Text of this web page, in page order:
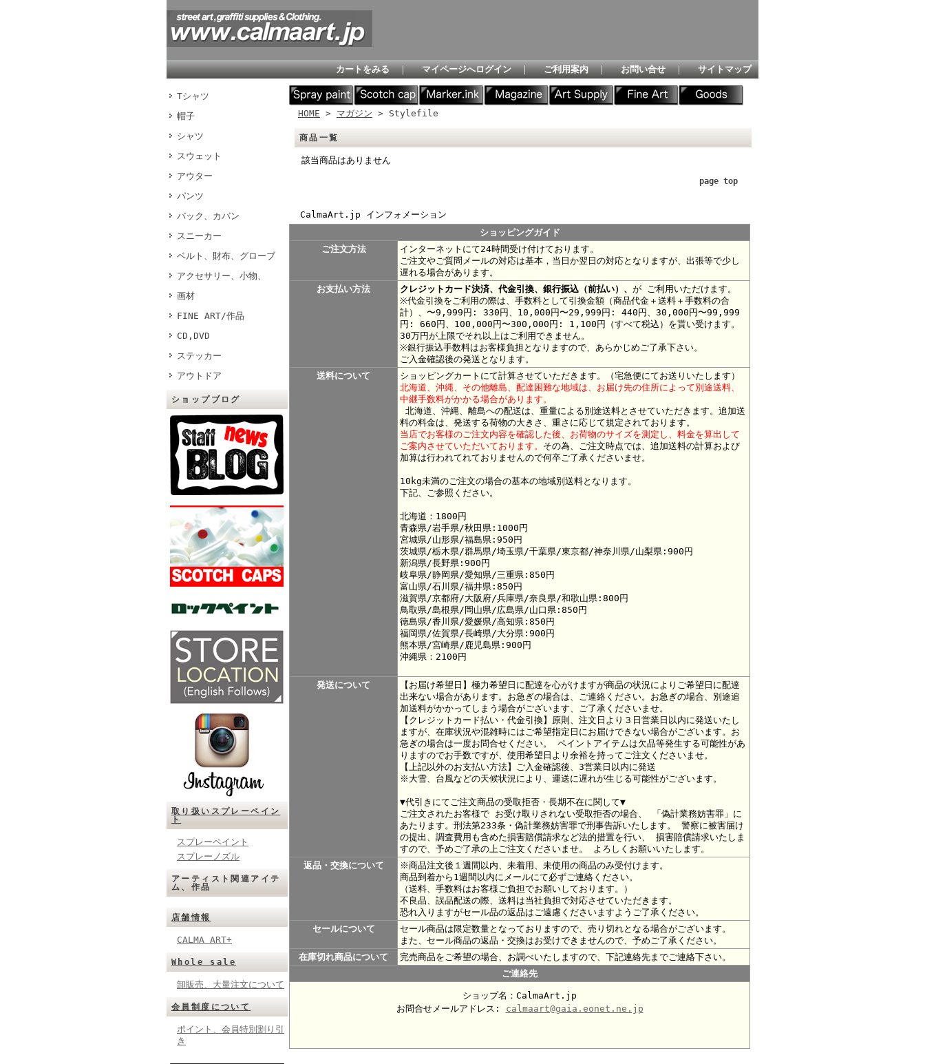
カートをみる ｜ マイページへログイン ｜ ご利用案内 ｜ お問い合せ ｜ サイトマップ
Tシャツ
帽子
シャツ
スウェット
アウター
パンツ
バック、カバン
スニーカー
ベルト、財布、グローブ
アクセサリー、小物、
画材
FINE ART/作品
CD,DVD
ステッカー
アウトドア
ショップブログ
取り扱いスプレーペイン
ト
スプレーペイント
スプレーノズル
アーティスト関連アイテ
ム、作品
店舗情報
CALMA ART+
Whole sale
卸販売、大量注文について
会員制度について
ポイント、会員特別割り引
き
HOME > マガジン > Stylefile
商品一覧
該当商品はありません
page top
CalmaArt.jp インフォメーション
ショッピングガイド
ご注文方法
インターネットにて24時間受け付けております。
ご注文やご質問メールの対応は基本，当日か翌日の対応となりますが、出張等で少し
遅れる場合があります。
お支払い方法
クレジットカード決済、代金引換、銀行振込（前払い）、 が ご利用いただけます。
※代金引換をご利用の際は、手数料として引換金額（商品代金＋送料＋手数料の合
計）、〜9,999円: 330円、10,000円〜29,999円: 440円、30,000円〜99,999
円: 660円、100,000円〜300,000円: 1,100円（すべて税込）を貰い受けます。
30万円が上限でそれ以上はご利用できません。
※銀行振込手数料はお客様負担となりますので、あらかじめご了承下さい。
ご入金確認後の発送となります。
送料について
ショッピングカートにて計算させていただきます。
（宅急便にてお送りいたします）
北海道、沖縄、その他離島、配達困難な地域は、お届け先の住所によって別途送料、
中継手数料がかかる場合があります。
北海道、沖縄、離島への配送は、重量による別途送料とさせていただきます。追加送
料の料金は、発送する荷物の大きさ、重さに応じて規定されております。
当店でお客様のご注文内容を確認した後、お荷物のサイズを測定し、料金を算出して
ご案内させていただいております。 その為、ご注文時点では、追加送料の計算および
加算は行われてれておりませんので何卒ご了承くださいませ。
10kg未満のご注文の場合の基本の地域別送料となります。
下記、ご参照ください。
北海道：1800円
青森県/岩手県/秋田県:1000円
宮城県/山形県/福島県:950円
茨城県/栃木県/群馬県/埼玉県/千葉県/東京都/神奈川県/山梨県:900円
新潟県/長野県:900円
岐阜県/静岡県/愛知県/三重県:850円
富山県/石川県/福井県:850円
滋賀県/京都府/大阪府/兵庫県/奈良県/和歌山県:800円
鳥取県/島根県/岡山県/広島県/山口県:850円
徳島県/香川県/愛媛県/高知県:850円
福岡県/佐賀県/長崎県/大分県:900円
熊本県/宮崎県/鹿児島県:900円
沖縄県：2100円
発送について
【お届け希望日】極力希望日に配達を心がけますが商品の状況によりご希望日に配達
出来ない場合があります。お急ぎの場合は、ご連絡ください。お急ぎの場合、別途追
加送料がかかってしまう場合がございます、ご了承くださいませ。
【クレジットカード払い・代金引換】原則、注文日より３日営業日以内に発送いたし
ますが、在庫状況や混雑時にはご希望指定日にお届けできない場合がございます。お
急ぎの場合は一度お問合せください。 ペイントアイテムは欠品等発生する可能性があ
りますのでお手数ですが、使用希望日より余裕を持ってご注文くださいませ。
【上記以外のお支払い方法】ご入金確認後、3営業日以内に発送
※大雪、台風などの天候状況により、運送に遅れが生じる可能性がございます。
▼代引きにてご注文商品の受取拒否・長期不在に関して▼
ご注文されたお客様で お受け取りされない受取拒否の場合、 「偽計業務妨害罪」に
あたります。刑法第233条・偽計業務妨害罪で刑事告訴いたします。 警察に被害届け
の提出、調査費用も含めた損害賠償請求など法的措置を行い、 損害賠償請求いたしま
すので、予めご了承の上ご注文くださいませ。 よろしくお願いいたします。
返品・交換について
※商品注文後１週間以内、未着用、未使用の商品のみ受付けます。
商品到着から1週間以内にメールにて必ずご連絡ください。
（送料、手数料はお客様ご負担でお願いしております。）
不良品、誤品配送の際、送料は当社負担で対応させていただきます。
恐れ入りますがセール品の返品はご遠慮くださいますようご了承ください。
セールについて
セール商品は限定数量となっておりますので、売り切れとなる場合がございます。
また、セール商品の返品・交換はお受けできませんので、予めご了承ください。
在庫切れ商品について
完売商品をご希望の場合、お調べいたしますので、下記連絡先までご連絡下さい。
ご連絡先
ショップ名：CalmaArt.jp
お問合せメールアドレス: calmaart@gaia.eonet.ne.jp